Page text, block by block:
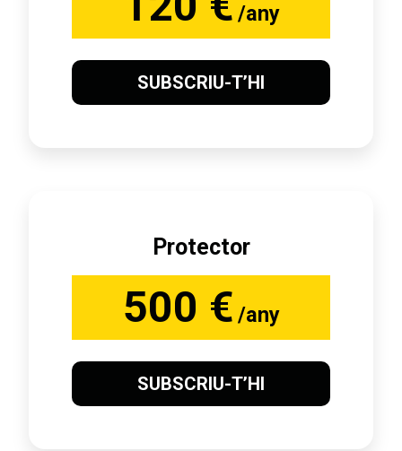
/any
SUBSCRIU-T’HI
Protector
500 € /any
SUBSCRIU-T’HI